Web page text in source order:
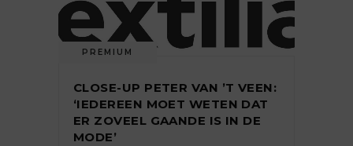
PREMIUM
CLOSE-UP PETER VAN ’T VEEN:
‘IEDEREEN MOET WETEN DAT
ER ZOVEEL GAANDE IS IN DE
MODE’